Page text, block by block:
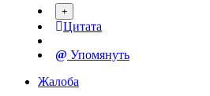
Цитата
Упомянуть
Жалоба